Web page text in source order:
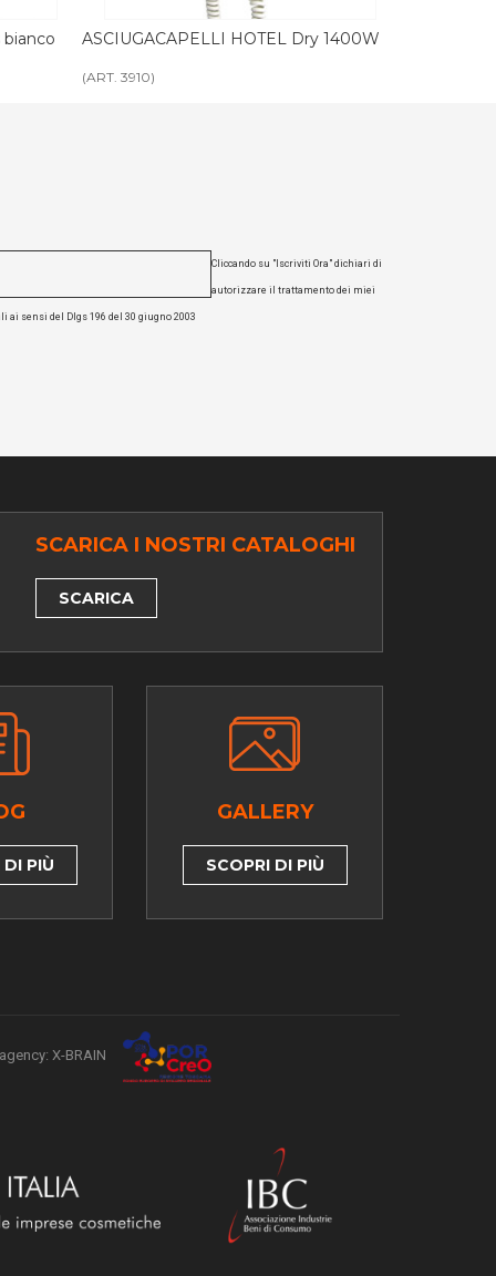
Dry 1400W
ASCIUGACAPELLI HOTEL Dry 1600W
(ART. 3911B)
Cliccando su "Iscriviti Ora" dichiari di
autorizzare il trattamento dei miei
ai sensi del Dlgs 196 del 30 giugno 2003
SCARICA I NOSTRI CATALOGHI
SCARICA
DI PIÙ
GALLERY
SCOPRI DI PIÙ
X-BRAIN